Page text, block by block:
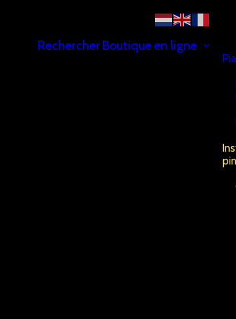
RechercherBoutique en ligne